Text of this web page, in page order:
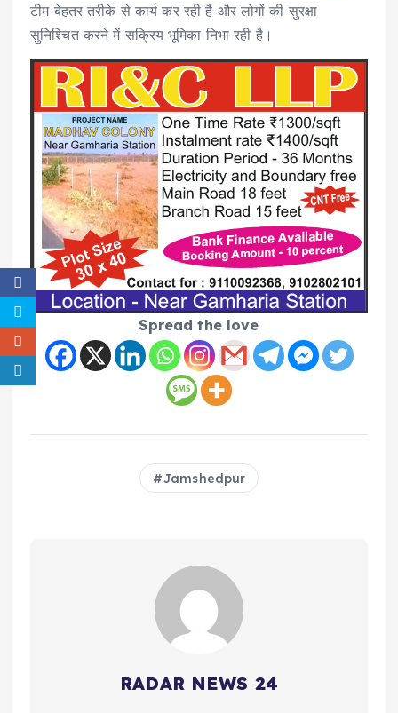
टीम बेहतर तरीके से कार्य कर रही है और लोगों की सुरक्षा
सुनिश्चित करने में सक्रिय भूमिका निभा रही है।
Spread the love
Jamshedpur
RADAR NEWS 24